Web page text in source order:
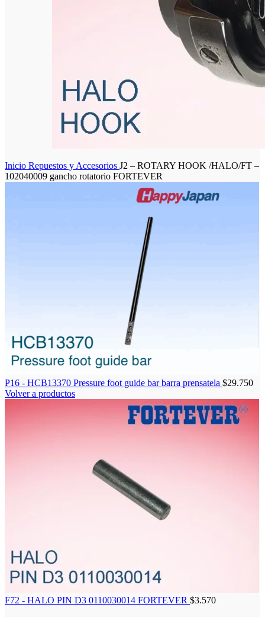
Inicio Repuestos y Accesorios J2 – ROTARY HOOK /HALO/FT –
102040009 gancho rotatorio FORTEVER
P16 - HCB13370 Pressure foot guide bar barra prensatela $29.750
Volver a productos
F72 - HALO PIN D3 0110030014 FORTEVER $3.570